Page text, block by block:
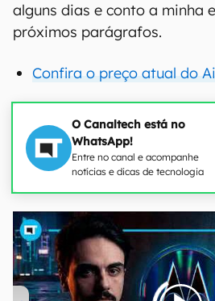
alguns dias e conto a minha
próximos parágrafos.
Confira o preço atual do
O Canaltech está no
WhatsApp!
Entre no canal e acompanhe
notícias e dicas de tecnologia